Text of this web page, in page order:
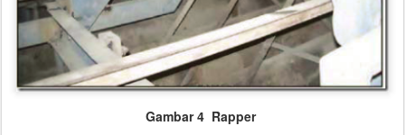
Gambar 4 Rapper